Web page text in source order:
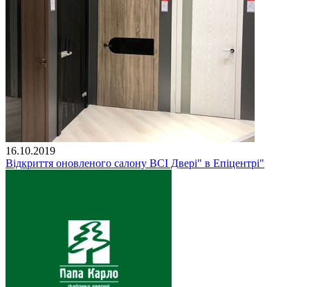
16.10.2019
Відкриття оновленого салону ВСІ Двері" в Епіцентрі"